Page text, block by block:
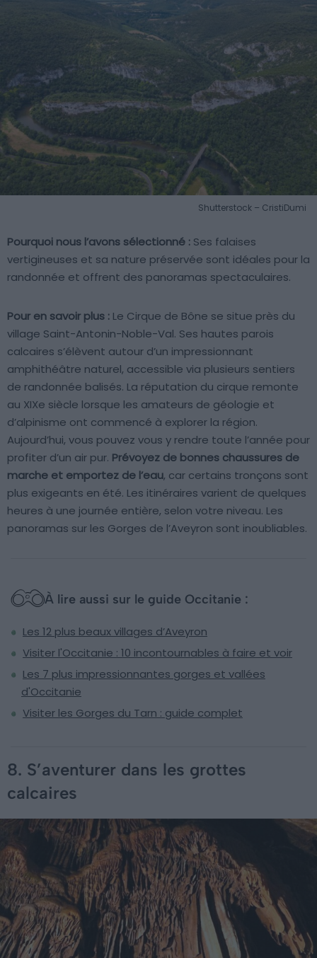
Shutterstock – CristiDumi
Pourquoi nous l’avons sélectionné : Ses falaises
vertigineuses et sa nature préservée sont idéales pour la
randonnée et offrent des panoramas spectaculaires.
Pour en savoir plus : Le Cirque de Bône se situe près du
village Saint-Antonin-Noble-Val. Ses hautes parois
calcaires s’élèvent autour d’un impressionnant
amphithéâtre naturel, accessible via plusieurs sentiers
de randonnée balisés. La réputation du cirque remonte
au XIXe siècle lorsque les amateurs de géologie et
d’alpinisme ont commencé à explorer la région.
Aujourd’hui, vous pouvez vous y rendre toute l’année pour
profiter d’un air pur. Prévoyez de bonnes chaussures de
marche et emportez de l’eau, car certains tronçons sont
plus exigeants en été. Les itinéraires varient de quelques
heures à une journée entière, selon votre niveau. Les
panoramas sur les Gorges de l’Aveyron sont inoubliables.
À lire aussi sur le guide Occitanie :
Les 12 plus beaux villages d’Aveyron
Visiter l'Occitanie : 10 incontournables à faire et voir
Les 7 plus impressionnantes gorges et vallées
d'Occitanie
Visiter les Gorges du Tarn : guide complet
8. S’aventurer dans les grottes
calcaires